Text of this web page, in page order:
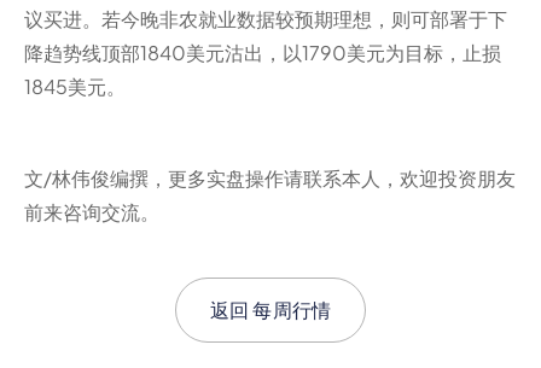
议买进。若今晚非农就业数据较预期理想，则可部署于下
降趋势线顶部1840美元沽出，以1790美元为目标，止损
1845美元。
文/林伟俊编撰，更多实盘操作请联系本人，欢迎投资朋友
前来咨询交流。
返回每周行情